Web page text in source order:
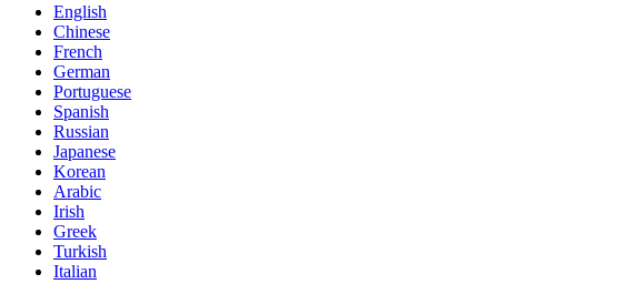
English
Chinese
French
German
Portuguese
Spanish
Russian
Japanese
Korean
Arabic
Irish
Greek
Turkish
Italian